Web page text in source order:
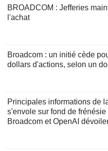
BROADCOM : Jefferies
l'achat
Broadcom : un initié cède
dollars d'actions, selon un
Principales informations de
s'envole sur fond de
Broadcom et OpenAI